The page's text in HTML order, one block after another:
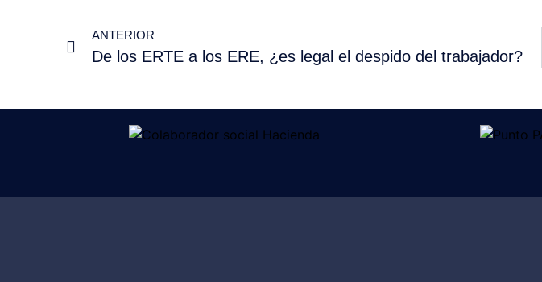
ANTERIOR
De los ERTE a los ERE, ¿es legal el despido del trabajador?